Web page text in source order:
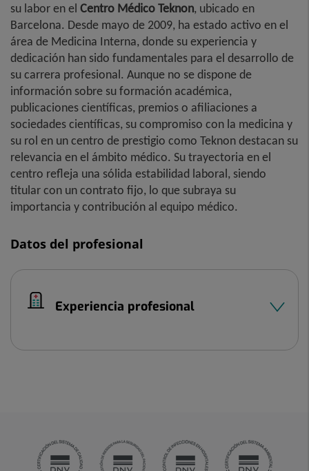
su labor en el Centro Médico Teknon, ubicado en
Barcelona. Desde mayo de 2009, ha estado activo en el
área de Medicina Interna, donde su experiencia y
dedicación han sido fundamentales para el desarrollo de
su carrera profesional. Aunque no se dispone de
información sobre su formación académica,
publicaciones científicas, premios o afiliaciones a
sociedades científicas, su compromiso con la medicina y
su rol en un centro de prestigio como Teknon destacan su
relevancia en el ámbito médico. Su trayectoria en el
centro refleja una sólida estabilidad laboral, siendo
titular con un contrato fijo, lo que subraya su
importancia y contribución al equipo médico.
Datos del profesional
Experiencia profesional